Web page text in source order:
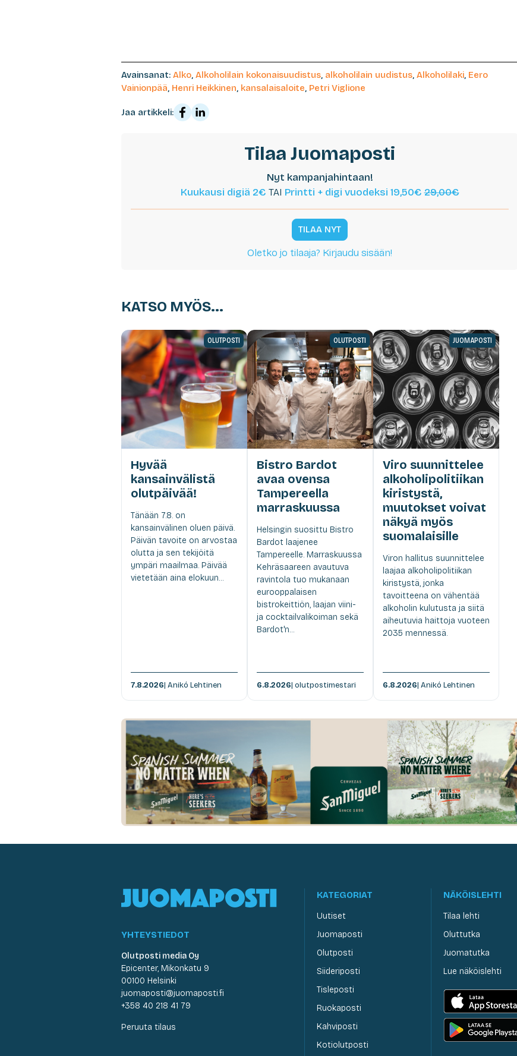
Avainsanat: Alko, Alkoholilain kokonaisuudistus, alkoholilain uudistus, Alkoholilaki, Eero
Vainionpää, Henri Heikkinen, kansalaisaloite, Petri Viglione
Jaa artikkeli:
Tilaa Juomaposti
Nyt kampanjahintaan!
Kuukausi digiä 2€ TAI Printti + digi vuodeksi 19,50€29,00€
TILAA NYT
Oletko jo tilaaja? Kirjaudu sisään!
KATSO MYÖS...
OLUTPOSTI
Hyvää
kansainvälistä
olutpäivää!
Tänään 7.8. on
kansainvälinen oluen päivä.
Päivän tavoite on arvostaa
olutta ja sen tekijöitä
ympäri maailmaa. Päivää
vietetään aina elokuun...
7.8.2026| Anikó Lehtinen
OLUTPOSTI
Bistro Bardot
avaa ovensa
Tampereella
marraskuussa
Helsingin suosittu Bistro
Bardot laajenee
Tampereelle. Marraskuussa
Kehräsaareen avautuva
ravintola tuo mukanaan
eurooppalaisen
bistrokeittiön, laajan viini-
ja cocktailvalikoiman sekä
Bardot'n...
6.8.2026| olutpostimestari
JUOMAPOSTI
Viro suunnittelee
alkoholipolitiikan
kiristystä,
muutokset voivat
näkyä myös
suomalaisille
Viron hallitus suunnittelee
laajaa alkoholipolitiikan
kiristystä, jonka
tavoitteena on vähentää
alkoholin kulutusta ja siitä
aiheutuvia haittoja vuoteen
2035 mennessä.
6.8.2026| Anikó Lehtinen
YHTEYSTIEDOT
Olutposti media Oy
Epicenter, Mikonkatu 9
00100 Helsinki
juomaposti@juomaposti.fi
+358 40 218 41 79
Peruuta tilaus
KATEGORIAT
Uutiset
Juomaposti
Olutposti
Siideriposti
Tisleposti
Ruokaposti
Kahviposti
Kotiolutposti
NÄKÖISLEHTI
Tilaa lehti
Oluttutka
Juomatutka
Lue näköislehti